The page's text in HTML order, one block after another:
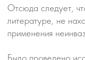
Отсюда следует,
литературе, не
применения
Было проведено